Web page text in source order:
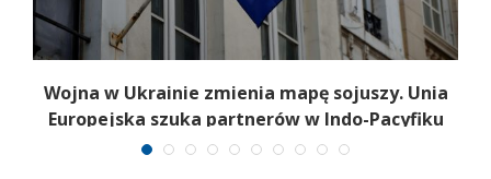
Wojna w Ukrainie zmienia mapę sojuszy. Unia
Europejska szuka partnerów w Indo-Pacyfiku